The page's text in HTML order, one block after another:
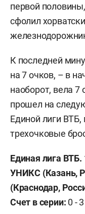
первой
сфолил
К последней
на 7 очков, – в
наоборот, вела 7
прошел на
Единой лиги
трехочковые
Единая лига
УНИКС (Казань,
(Краснодар,
Счет в серии: 0 -